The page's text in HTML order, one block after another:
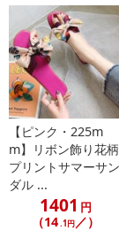
た場合は、交換、
たします。但し、
品をご返送した場
了承ください。
【保管およびお取
※極端に高温又は
いでください。
※乳幼児の手の届
※ご使用後はカチ
さい。
※キャップをはず
【ピンク・225m
m】リボン飾り花柄
プリントサマーサン
ダル ...
1401 円
（14.1円／）